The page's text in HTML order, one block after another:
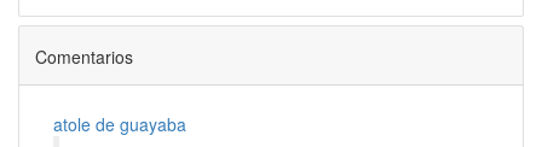
Comentarios
atole de guayaba